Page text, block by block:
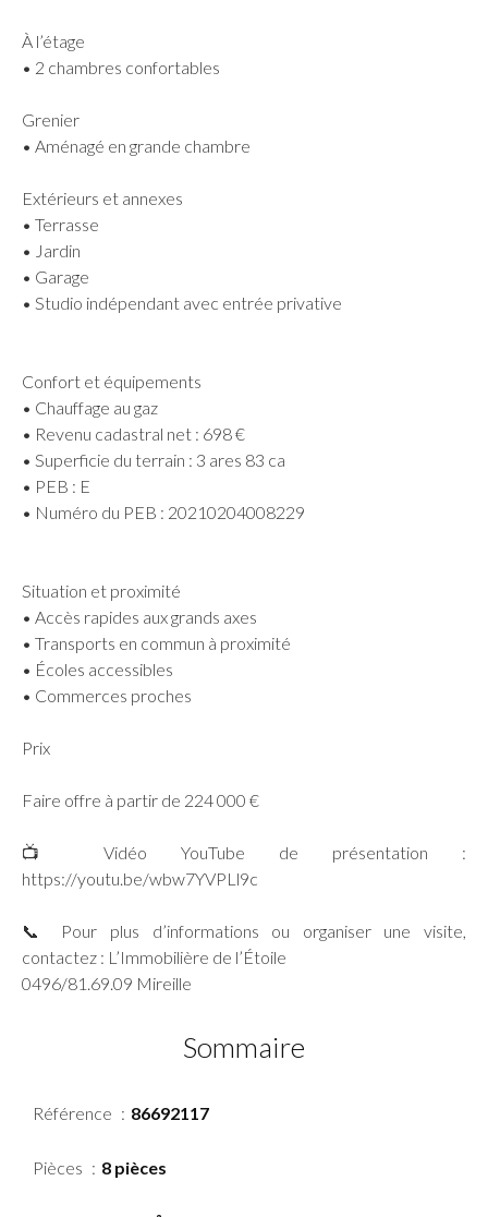
À l’étage
• 2 chambres confortables
Grenier
• Aménagé en grande chambre
Extérieurs et annexes
• Terrasse
• Jardin
• Garage
• Studio indépendant avec entrée privative
Confort et équipements
• Chauffage au gaz
• Revenu cadastral net : 698 €
• Superficie du terrain : 3 ares 83 ca
• PEB : E
• Numéro du PEB : 20210204008229
Situation et proximité
• Accès rapides aux grands axes
• Transports en commun à proximité
• Écoles accessibles
• Commerces proches
Prix
Faire offre à partir de 224 000 €
📺 Vidéo YouTube de présentation :
https://youtu.be/wbw7YVPLl9c
📞 Pour plus d’informations ou organiser une visite,
contactez : L’Immobilière de l’Étoile
0496/81.69.09 Mireille
Sommaire
Référence 86692117
Pièces 8 pièces